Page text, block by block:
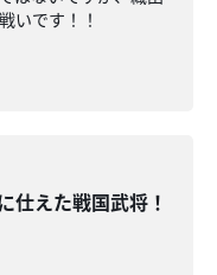
いです！！
仕えた戦国武将！